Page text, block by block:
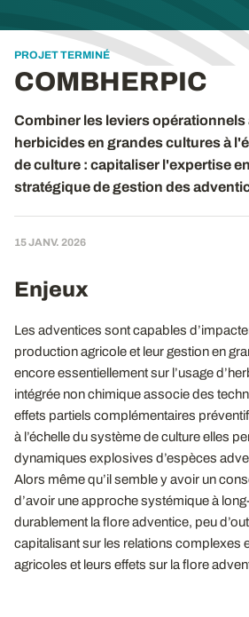
PROJET TERMINÉ
COMBHERPIC
Combiner les leviers opérationnels
herbicides en grandes cultures à
de culture : capitaliser l'expertise
stratégique de gestion des
15 JANV. 2026
Enjeux
Les adventices sont capables
production agricole et leur gestion en
encore essentiellement sur l’usage
intégrée non chimique associe des
effets partiels complémentaires
à l’échelle du système de culture elles
dynamiques explosives d’espèces
Alors même qu’il semble y avoir un
d’avoir une approche systémique à
durablement la flore adventice, peu
capitalisant sur les relations complexes
agricoles et leurs effets sur la flore